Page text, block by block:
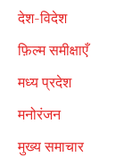
देश-विदेश
फ़िल्म समीक्षाएँ
मध्य प्रदेश
मनोरंजन
मुख्य समाचार